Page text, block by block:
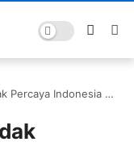
Indonesia Bisa Merdeka